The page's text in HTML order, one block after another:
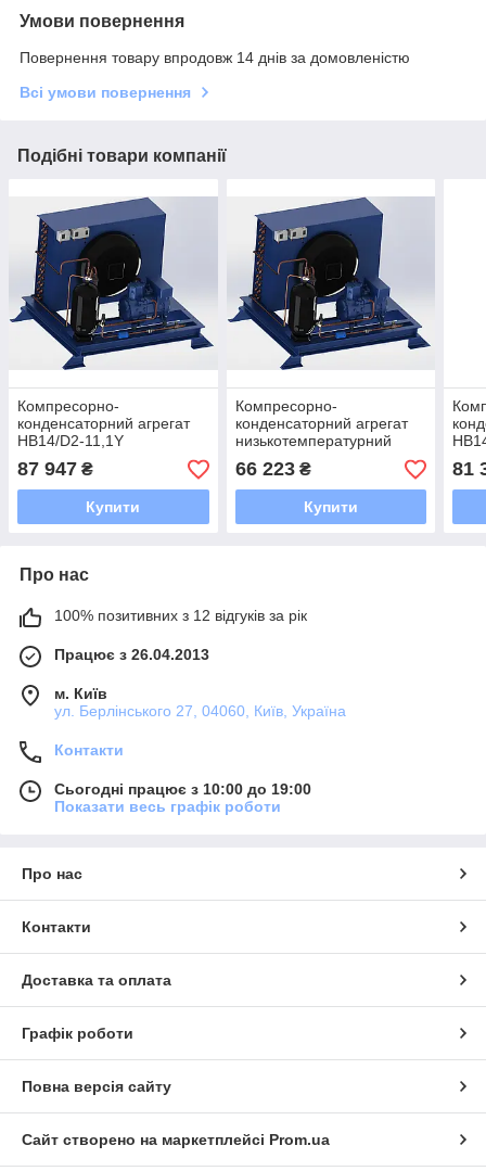
Умови повернення
Повернення товару впродовж 14 днів за домовленістю
Всі умови повернення
Подібні товари компанії
Компресорно-
конденсаторний агрегат
HB14/D2-11,1Y
87 947 ₴
Купити
Компресорно-
конденсаторний агрегат
низькотемпературний
LВ4/A07-6Y
66 223₴
Купити
81
Про нас
100% позитивних з 12 відгуків за рік
Працює з 26.04.2013
м. Київ
ул. Берлінського 27, 04060, Київ, Україна
Контакти
Сьогодні працює з 10:00 до 19:00
Показати весь графік роботи
Про нас
Контакти
Доставка та оплата
Графік роботи
Повна версія сайту
Сайт створено на маркетплейсі Prom.ua